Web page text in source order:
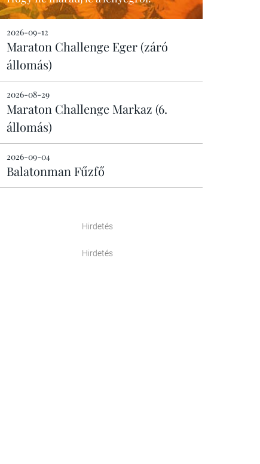
2026-09-12
Maraton Challenge Eger (záró
állomás)
2026-08-29
Maraton Challenge Markaz (6.
állomás)
2026-09-04
Balatonman Fűzfő
Hirdetés
Hirdetés